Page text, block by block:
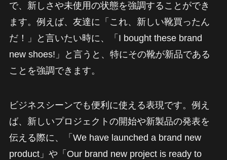
で、新しさや未使用の状態を強調することができ
ます。例えば、友達に「これ、新しい靴買ったん
だ！」と言いたい時に、「I bought these brand
new shoes!」と言うと、特にその靴が新品である
ことを強調できます。
ビジネスシーンでも便利に使える表現です。例え
ば、新しいプロジェクトの開始や新製品の発表を
伝える際に、「We have launched a brand new
product」や「Our brand new project is ready to